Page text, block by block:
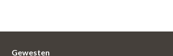
Gewesten